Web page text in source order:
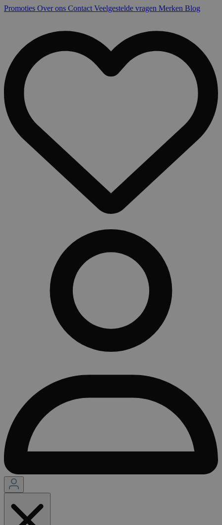
Promoties Over ons Contact Veelgestelde vragen Merken Blog